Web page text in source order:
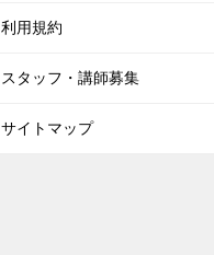
利用規約
スタッフ・講師募集
サイトマップ